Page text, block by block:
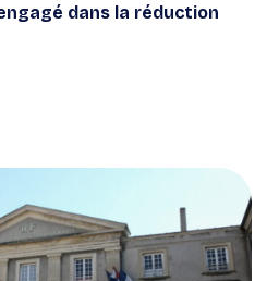
dans la réduction